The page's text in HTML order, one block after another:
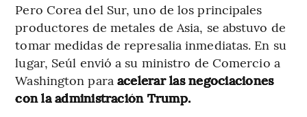
Pero Corea del Sur, uno de los principales
productores de metales de Asia, se abstuvo de
tomar medidas de represalia inmediatas. En su
lugar, Seúl envió a su ministro de Comercio a
Washington para acelerar las negociaciones
con la administración Trump.